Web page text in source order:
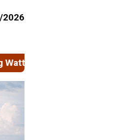
Unhas Permudah